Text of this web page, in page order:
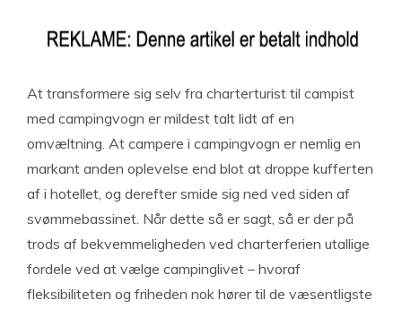
At transformere sig selv fra charterturist til campist
med campingvogn er mildest talt lidt af en
omvæltning. At campere i campingvogn er nemlig en
markant anden oplevelse end blot at droppe kufferten
af i hotellet, og derefter smide sig ned ved siden af
svømmebassinet. Når dette så er sagt, så er der på
trods af bekvemmeligheden ved charterferien utallige
fordele ved at vælge campinglivet – hvoraf
fleksibiliteten og friheden nok hører til de væsentligste